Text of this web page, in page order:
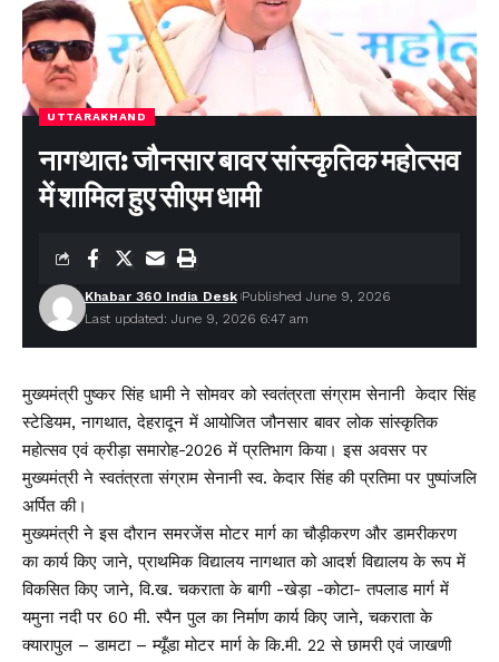
UTTARAKHAND
नागथात: जौनसार बावर सांस्कृतिक महोत्सव
में शामिल हुए सीएम धामी
Last updated: June 9, 2026 6:47 am
Khabar 360 India Desk Published June 9, 2026
मुख्यमंत्री पुष्कर सिंह धामी ने सोमवर को स्वतंत्रता संग्राम सेनानी केदार सिंह
स्टेडियम, नागथात, देहरादून में आयोजित जौनसार बावर लोक सांस्कृतिक
महोत्सव एवं क्रीड़ा समारोह-2026 में प्रतिभाग किया। इस अवसर पर
मुख्यमंत्री ने स्वतंत्रता संग्राम सेनानी स्व. केदार सिंह की प्रतिमा पर पुष्पांजलि
अर्पित की।
मुख्यमंत्री ने इस दौरान समरजेंस मोटर मार्ग का चौड़ीकरण और डामरीकरण
का कार्य किए जाने, प्राथमिक विद्यालय नागथात को आदर्श विद्यालय के रूप में
विकसित किए जाने, वि.ख. चकराता के बागी -खेड़ा -कोटा- तपलाड मार्ग में
यमुना नदी पर 60 मी. स्पैन पुल का निर्माण कार्य किए जाने, चकराता के
क्यारापुल – डामटा – म्यूँडा मोटर मार्ग के कि.मी. 22 से छामरी एवं जाखणी